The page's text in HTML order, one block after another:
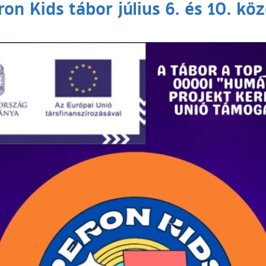
Kids tábor július 6. és 10.